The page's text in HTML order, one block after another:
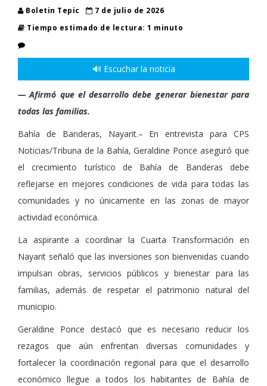
Boletin Tepic
7 de julio de 2026
Tiempo estimado de lectura: 1 minuto
🔊 Escuchar la noticia
— Afirmó que el desarrollo debe generar bienestar para
todas las familias.
Bahía de Banderas, Nayarit.– En entrevista para CPS
Noticias/Tribuna de la Bahía, Geraldine Ponce aseguró que
el crecimiento turístico de Bahía de Banderas debe
reflejarse en mejores condiciones de vida para todas las
comunidades y no únicamente en las zonas de mayor
actividad económica.
La aspirante a coordinar la Cuarta Transformación en
Nayarit señaló que las inversiones son bienvenidas cuando
impulsan obras, servicios públicos y bienestar para las
familias, además de respetar el patrimonio natural del
municipio.
Geraldine Ponce destacó que es necesario reducir los
rezagos que aún enfrentan diversas comunidades y
fortalecer la coordinación regional para que el desarrollo
económico llegue a todos los habitantes de Bahía de